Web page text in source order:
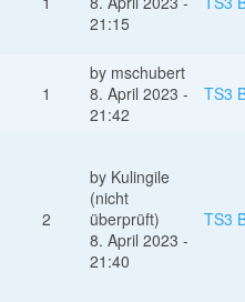
21:15
1
by mschubert
8. April 2023 -
21:42
TS3
2
by Kulingile
(nicht
überprüft)
8. April 2023 -
21:40
TS3